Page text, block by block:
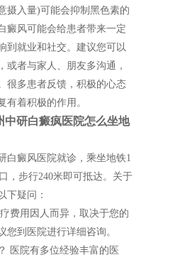
摄入量)可能会抑制黑色素的
癜风可能会给患者带来一定
到就业和社交。建议您可以
或者与家人、朋友多沟通，
很多患者反馈，积极的心态
有着积极的作用。
研白癜疯医院怎么坐地
白癜风医院就诊，乘坐地铁1
，步行240米即可抵达。关于
下疑问：
费用因人而异，取决于您的
您到医院进行详细咨询。
医院有多位经验丰富的医